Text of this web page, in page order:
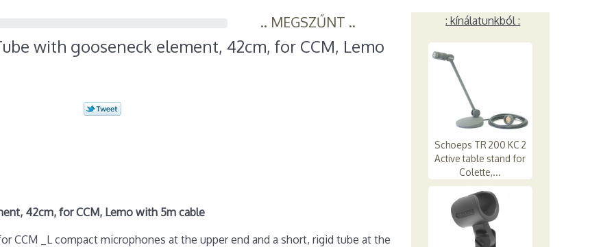
.. MEGSZŰNT ..
with gooseneck element, 42cm, for CCM, Lemo
42cm, for CCM, Lemo with 5m cable
CCM _L compact microphones at the upper end and a short, rigid tube at the
: kínálatunkból :
Schoeps TR 200 KC 2
Active table stand for
Colette,...